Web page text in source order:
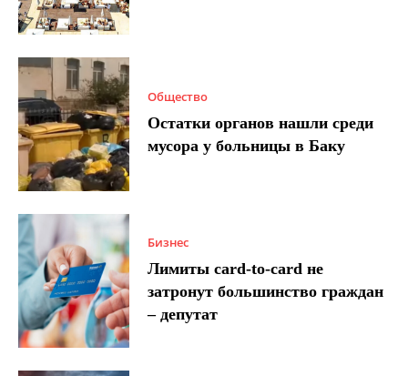
Общество
Остатки органов нашли среди
мусора у больницы в Баку
Бизнес
Лимиты card-to-card не
затронут большинство граждан
– депутат